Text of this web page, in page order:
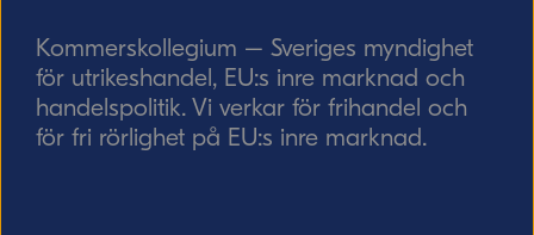
Kommerskollegium – Sveriges myndighet
för utrikeshandel, EU:s inre marknad och
handelspolitik. Vi verkar för frihandel och
för fri rörlighet på EU:s inre marknad.